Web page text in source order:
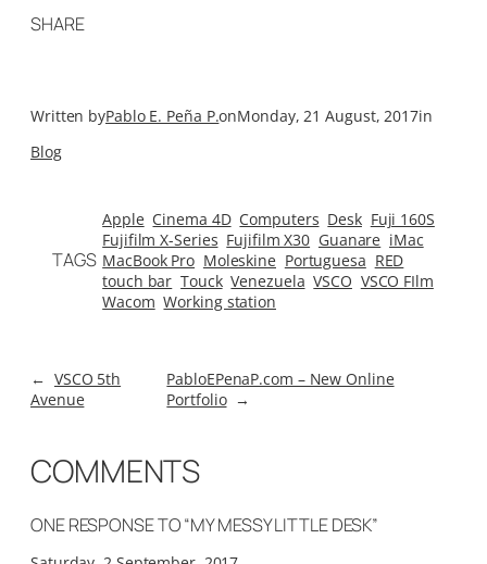
SHARE
Written byPablo E. Peña P.onMonday, 21 August, 2017in
Blog
TAGS
Apple Cinema 4D Computers Desk Fuji 160S
Fujifilm X-Series Fujifilm X30 Guanare iMac
MacBook Pro Moleskine Portuguesa RED
touch bar Touck Venezuela VSCO VSCO FIlm
Wacom Working station
← VSCO 5th
Avenue
PabloEPenaP.com – New Online
Portfolio →
COMMENTS
ONE RESPONSE TO “MY MESSY LITTLE DESK”